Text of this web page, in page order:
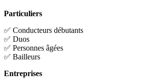
Particuliers
✅ Conducteurs débutants
✅ Duos
✅ Personnes âgées
✅ Bailleurs
Entreprises